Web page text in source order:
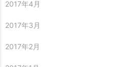
2017年4月
2017年3月
2017年2月